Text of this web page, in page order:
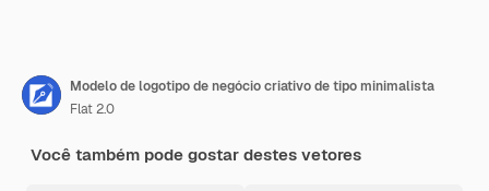
Modelo de logotipo de negócio criativo de tipo minimalista
Flat 2.0
Você também pode gostar destes vetores